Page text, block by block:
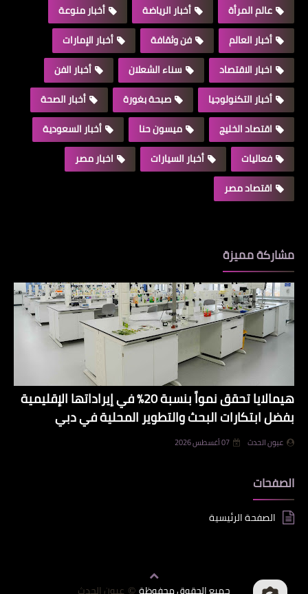
عالم المرأة
أخبار الرياضة
أخبار منوعة
أخبار العالم
فن وثقافة
أخبار الإمارات
اخبار الاقتصاد
سناء الشعلان
أخبار الفن
أخبار التكنولوجيا
صبحة بغورة
أخبار الصحة
اقتصاد الخليج
ميسون حنا
أخبار السعودية
فعاليات
أخبار السيارات
اخبار مصر
اقتصاد مصر
مشاركة مميزة
هيمالايا تحقق نمواً بنسبة 20% في إيراداتها الإقليمية
بفضل ابتكارات البحث والتطوير المحلية في دبي
عيون الحدث 07 أغسطس 2026
الصفحات
الصفحة الرئيسية
جميع الحقوق محفوظة © عيون الحدث